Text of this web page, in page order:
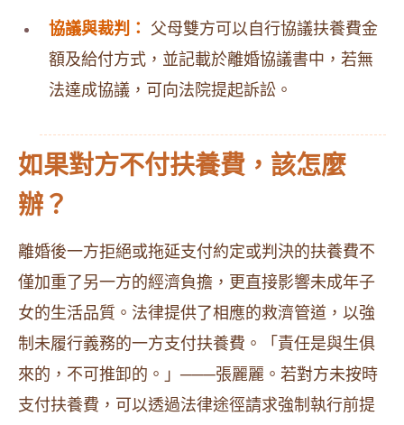
協議與裁判：
父母雙方可以自行協議扶養費金
額及給付方式，並記載於離婚協議書中，若無
法達成協議，可向法院提起訴訟。
如果對方不付扶養費，該怎麼
辦？
離婚後一方拒絕或拖延支付約定或判決的扶養費不
僅加重了另一方的經濟負擔，更直接影響未成年子
女的生活品質。法律提供了相應的救濟管道，以強
制未履行義務的一方支付扶養費。「責任是與生俱
來的，不可推卸的。」───張麗麗。若對方未按時
支付扶養費，可以透過法律途徑請求強制執行前提